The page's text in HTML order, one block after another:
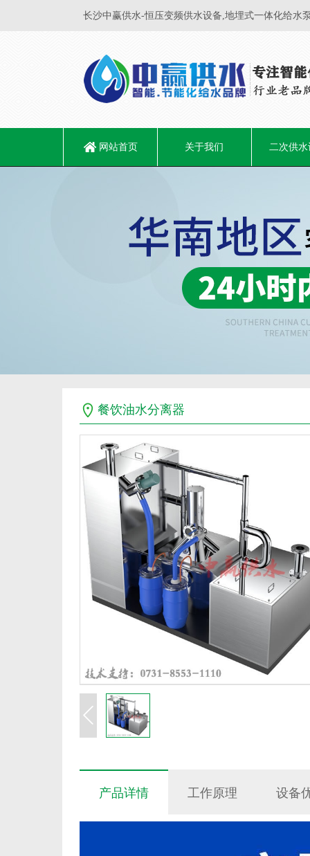
长沙中赢供水-恒压变频供水设备,地埋式一体化给水
网站首页 关于我们 二次供水
餐饮油水分离器
产品详情 工作原理 设备